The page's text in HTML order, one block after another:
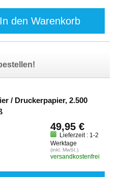
In den Warenkorb
/ Druckerpapier, 2.500
49,95 €
Lieferzeit : 1-2
Werktage
(inkl. MwSt.)
versandkostenfrei